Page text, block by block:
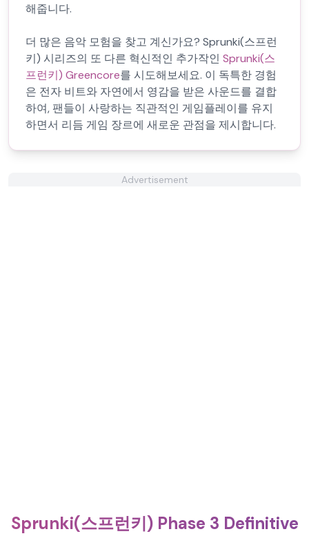
해줍니다.
더 많은 음악 모험을 찾고 계신가요? Sprunki(스프런
키) 시리즈의 또 다른 혁신적인 추가작인 Sprunki(스
프런키) Greencore를 시도해보세요. 이 독특한 경험
은 전자 비트와 자연에서 영감을 받은 사운드를 결합
하여, 팬들이 사랑하는 직관적인 게임플레이를 유지
하면서 리듬 게임 장르에 새로운 관점을 제시합니다.
Advertisement
Sprunki(스프런키) Phase 3 Definitive